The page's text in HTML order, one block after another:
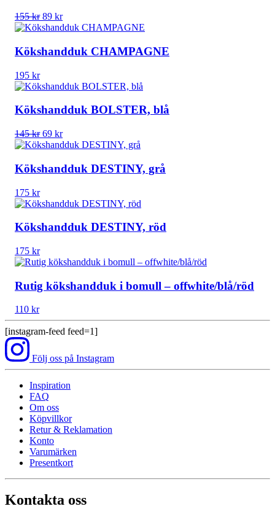
155kr Det
ursprungliga
var:
155 kr.
89 krDet
nuvarande
är:
89 kr.
Kökshandduk CHAMPAGNE
195 kr
Kökshandduk BOLSTER, blå
145kr Det
ursprungliga
var:
145 kr.
69 krDet
nuvarande
är:
69 kr.
Kökshandduk DESTINY, grå
175 kr
Kökshandduk DESTINY, röd
175 kr
Rutig kökshandduk i bomull – offwhite/blå/röd
110 kr
[instagram-feed feed=1]
Följ oss på Instagram
Inspiration
FAQ
Om oss
Köpvillkor
Retur & Reklamation
Konto
Varumärken
Presentkort
Kontakta oss